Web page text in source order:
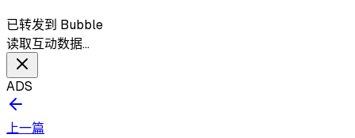
已转发到 Bubble
读取互动数据…
ADS
上一篇